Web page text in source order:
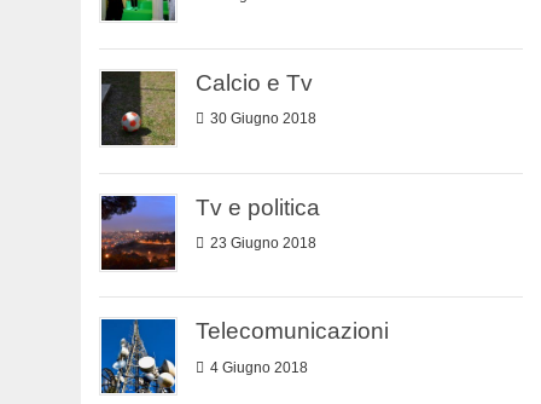
Calcio e Tv
30 Giugno 2018
Tv e politica
23 Giugno 2018
Telecomunicazioni
4 Giugno 2018